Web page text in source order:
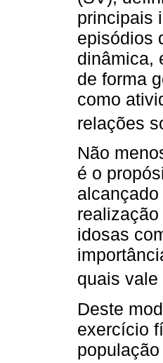
principais
episódios
dinâmica,
de forma
como
relações
Não
é o
idosas
quais
Deste
exercício